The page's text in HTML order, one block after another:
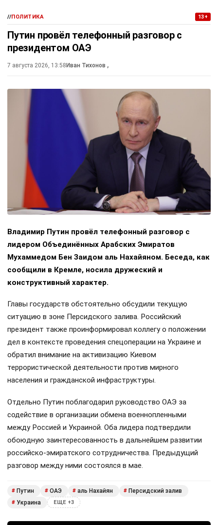
//ПОЛИТИКА 13+
Путин провёл телефонный разговор с
президентом ОАЭ
7 августа 2026, 13:58 Иван Тихонов ,
Владимир Путин провёл телефонный разговор с
лидером Объединённых Арабских Эмиратов
Мухаммедом Бен Заидом аль Нахайяном. Беседа, как
сообщили в Кремле, носила дружеский и
конструктивный характер.
Главы государств обстоятельно обсудили текущую
ситуацию в зоне Персидского залива. Российский
президент также проинформировал коллегу о положении
дел в контексте проведения спецоперации на Украине и
обратил внимание на активизацию Киевом
террористической деятельности против мирного
населения и гражданской инфраструктуры.
Отдельно Путин поблагодарил руководство ОАЭ за
содействие в организации обмена военнопленными
между Россией и Украиной. Оба лидера подтвердили
обоюдную заинтересованность в дальнейшем развитии
российско-эмиратского сотрудничества. Предыдущий
разговор между ними состоялся в мае.
# Путин # ОАЭ # аль Нахайян # Персидский залив
# Украина ЕЩЕ +3